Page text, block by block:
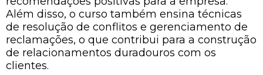
Além disso, o curso também ensina técnicas
de resolução de conflitos e gerenciamento de
reclamações, o que contribui para a construção
de relacionamentos duradouros com os
clientes.